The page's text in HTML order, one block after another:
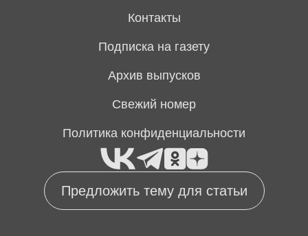
Предложить тему для статьи
Контакты
Подписка на газету
Архив выпусков
Свежий номер
Политика конфиденциальности